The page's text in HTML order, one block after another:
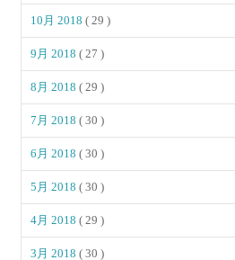
10月 2018( 29 )
9月 2018( 27 )
8月 2018( 29 )
7月 2018( 30 )
6月 2018( 30 )
5月 2018( 30 )
4月 2018( 29 )
3月 2018( 30 )